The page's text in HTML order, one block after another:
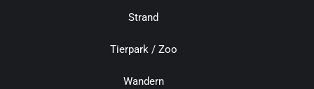
Strand
Tierpark / Zoo
Wandern